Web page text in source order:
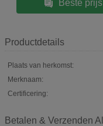
Beste prijs
Productdetails
Plaats van herkomst:
Merknaam:
Certificering:
Betalen & Verzenden